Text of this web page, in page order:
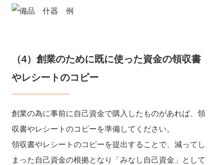
（4）創業のために既に使った資金の領収書
やレシートのコピー
創業の為に事前に自己資金で購入したものがあれば、領
収書やレシートのコピーを準備してください。
領収書やレシートのコピーを提出することで、減ってし
まった自己資金の根拠となり「みなし自己資金」として